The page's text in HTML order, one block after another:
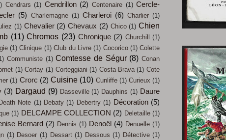
Cendrars (1) Cendrillon (2) Centenaire (1) Cercle-
(5) Charlemagne (1) Charleroi (6) Charlier (1)
(1) Chevalier (2) Chevaux (2) Chico (1) Chien
(11) Chromos (23) Chronique (2) Churchill (1)
(1) Clinique (1) Club du Livre (1) Cocorico (1) Colette
Communiste (1) Comtesse de Ségur (8) Conan
(1) Cortay (1) Corteggiani (1) Costa-Brava (1) Cote
(1) Crorc (2) Cuisine (10) Cunliffe (1) Curieux (1)
(3) Dargaud (9) Dasseville (1) Dauphins (1) Daure
Death Note (1) Debaty (1) Debertry (1) Décoration (5)
(1) DELCAMPE COLLECTION (2) Deletaille (1)
Bernard (2) Dennis (1) Denoël (4) Denuelle (1)
(1) Desoer (1) Dessart (1) Dessous (1) Détective (1)